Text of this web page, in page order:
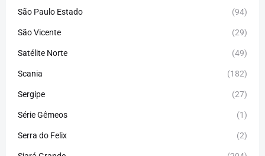
São Paulo Estado (94)
São Vicente (29)
Satélite Norte (49)
Scania (182)
Sergipe (27)
Série Gêmeos (1)
Serra do Felix (2)